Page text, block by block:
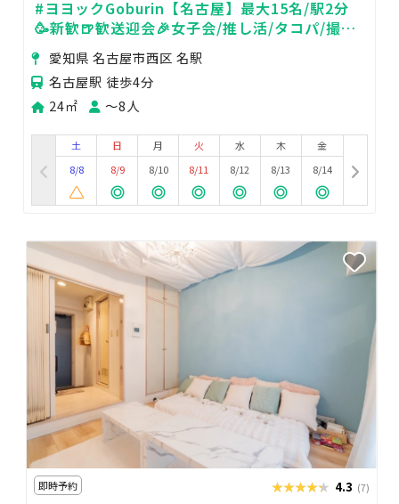
#ヨヨックGoburin【名古屋】最大15名/駅2分
🥳新歓🍺歓送迎会🎉女子会/推し活/タコパ/撮
影/24H
愛知県 名古屋市西区 名駅
名古屋駅 徒歩4分
24㎡
〜8人
土
8/8
日
8/9
月
8/10
火
8/11
水
8/12
木
8/13
金
8/14
即時予約 ★★★★★
★★★★★ 4.3 (7)